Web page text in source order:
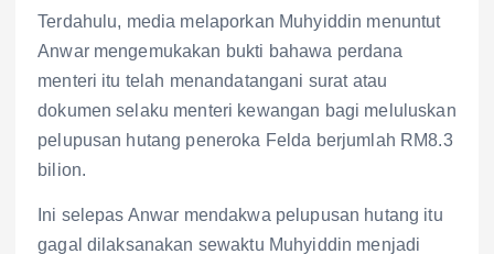
Terdahulu, media melaporkan Muhyiddin menuntut
Anwar mengemukakan bukti bahawa perdana
menteri itu telah menandatangani surat atau
dokumen selaku menteri kewangan bagi meluluskan
pelupusan hutang peneroka Felda berjumlah RM8.3
bilion.
Ini selepas Anwar mendakwa pelupusan hutang itu
gagal dilaksanakan sewaktu Muhyiddin menjadi